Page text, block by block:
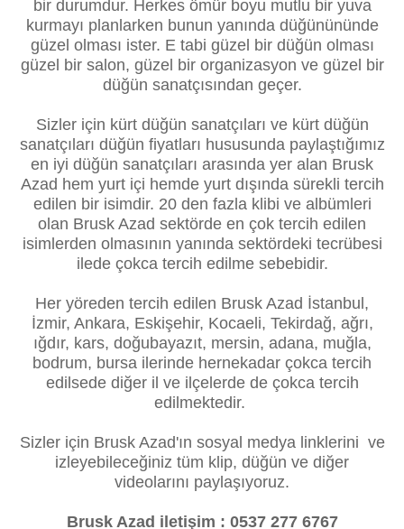
bir durumdur. Herkes ömür boyu mutlu bir yuva
kurmayı planlarken bunun yanında düğünününde
güzel olması ister. E tabi güzel bir düğün olması
güzel bir salon, güzel bir organizasyon ve güzel bir
düğün sanatçısından geçer.
Sizler için kürt düğün sanatçıları ve kürt düğün
sanatçıları düğün fiyatları hususunda paylaştığımız
en iyi düğün sanatçıları arasında yer alan Brusk
Azad hem yurt içi hemde yurt dışında sürekli tercih
edilen bir isimdir. 20 den fazla klibi ve albümleri
olan Brusk Azad sektörde en çok tercih edilen
isimlerden olmasının yanında sektördeki tecrübesi
ilede çokca tercih edilme sebebidir.
Her yöreden tercih edilen Brusk Azad İstanbul,
İzmir, Ankara, Eskişehir, Kocaeli, Tekirdağ, ağrı,
ığdır, kars, doğubayazıt, mersin, adana, muğla,
bodrum, bursa ilerinde hernekadar çokca tercih
edilsede diğer il ve ilçelerde de çokca tercih
edilmektedir.
Sizler için Brusk Azad'ın sosyal medya linklerini ve
izleyebileceğiniz tüm klip, düğün ve diğer
videolarını paylaşıyoruz.
Brusk Azad iletişim : 0537 277 6767